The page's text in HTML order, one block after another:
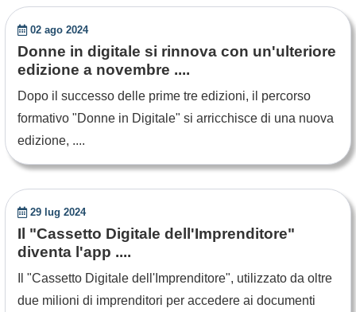
02 ago 2024
Donne in digitale si rinnova con un'ulteriore
edizione a novembre ....
Dopo il successo delle prime tre edizioni, il percorso
formativo "Donne in Digitale" si arricchisce di una nuova
edizione, ....
29 lug 2024
Il "Cassetto Digitale dell'Imprenditore"
diventa l'app ....
Il "Cassetto Digitale dell'Imprenditore", utilizzato da oltre
due milioni di imprenditori per accedere ai documenti